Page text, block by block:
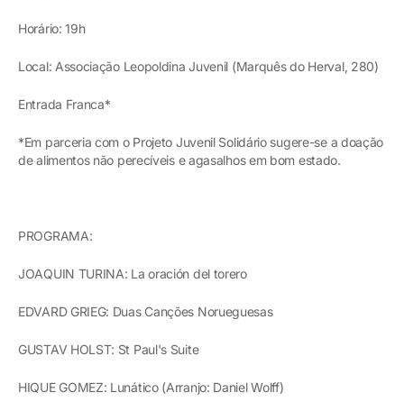
Horário: 19h
Local: Associação Leopoldina Juvenil (Marquês do Herval, 280)
Entrada Franca*
*Em parceria com o Projeto Juvenil Solidário sugere-se a doação
de alimentos não perecíveis e agasalhos em bom estado.
PROGRAMA:
JOAQUIN TURINA: La oración del torero
EDVARD GRIEG: Duas Canções Norueguesas
GUSTAV HOLST: St Paul's Suite
HIQUE GOMEZ: Lunático (Arranjo: Daniel Wolff)